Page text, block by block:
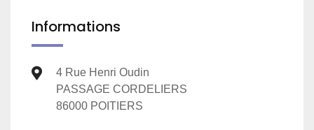
Informations
4 Rue Henri Oudin
PASSAGE CORDELIERS
86000 POITIERS